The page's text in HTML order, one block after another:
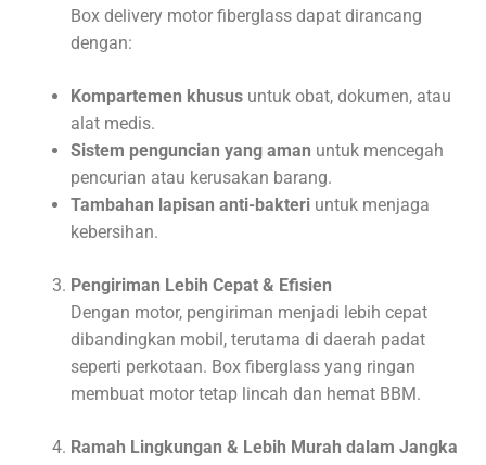
Box delivery motor fiberglass dapat dirancang
dengan:
Kompartemen khusus untuk obat, dokumen, atau
alat medis.
Sistem penguncian yang aman untuk mencegah
pencurian atau kerusakan barang.
Tambahan lapisan anti-bakteri untuk menjaga
kebersihan.
Pengiriman Lebih Cepat & Efisien
Dengan motor, pengiriman menjadi lebih cepat
dibandingkan mobil, terutama di daerah padat
seperti perkotaan. Box fiberglass yang ringan
membuat motor tetap lincah dan hemat BBM.
Ramah Lingkungan & Lebih Murah dalam Jangka